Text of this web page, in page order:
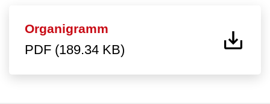
Organigramm
PDF (189.34 KB)